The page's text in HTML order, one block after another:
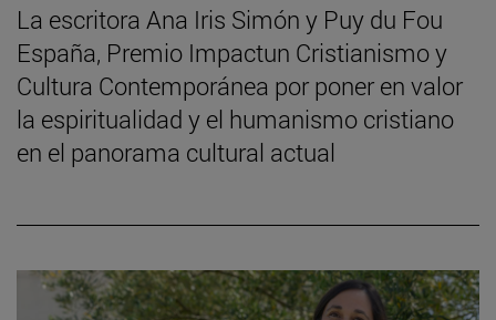
La escritora Ana Iris Simón y Puy du Fou
España, Premio Impactun Cristianismo y
Cultura Contemporánea por poner en valor
la espiritualidad y el humanismo cristiano
en el panorama cultural actual